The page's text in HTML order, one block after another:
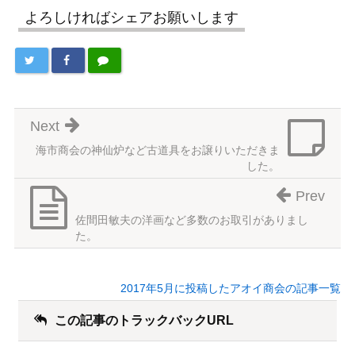
よろしければシェアお願いします
海市商会の神仙炉など古道具をお譲りいただきま
した。
Next
佐間田敏夫の洋画など多数のお取引がありまし
た。
Prev
2017年5月に投稿したアオイ商会の記事一覧
この記事のトラックバックURL